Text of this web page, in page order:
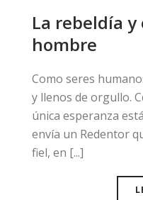
La rebeldía
hombre
​Como seres
y llenos de orgullo.
única esperanza
envía un Redentor
fiel, en [...]